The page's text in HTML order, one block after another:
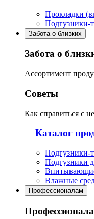
Прокладки
Подгузники-
Забота о близких
Забота о
Ассортимент
Советы
Как справиться с
Каталог
Подгузники-
Подгузники
Влажные
Профессионалам